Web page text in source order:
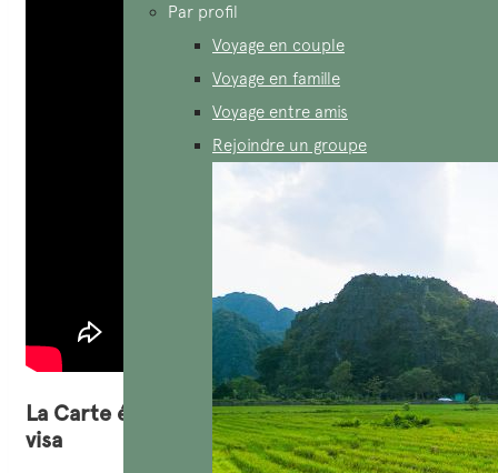
Par profil
Voyage en couple
Voyage en famille
Voyage entre amis
Rejoindre un groupe
La Carte électronique CeA pour aider le e-
visa